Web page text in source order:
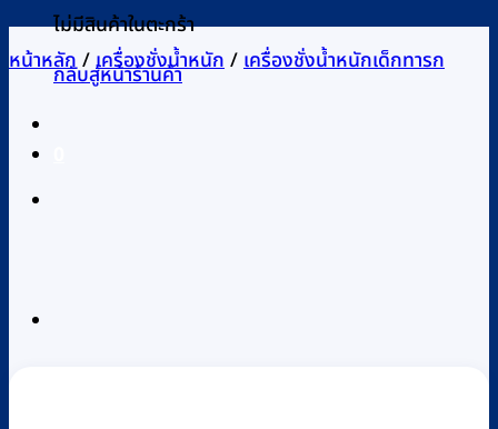
ไม่มีสินค้าในตะกร้า
กลับสู่หน้าร้านค้า
หน้าหลัก/เครื่องชั่งน้ำหนัก/เครื่องชั่งน้ำหนักเด็กทารก